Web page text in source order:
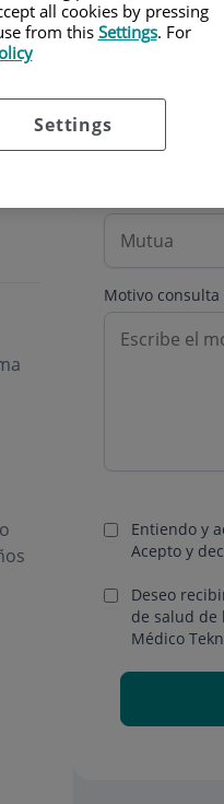
Email
Motivo consulta
Entiendo y
Acepto y
Deseo
de salud de
Médico
all cookies by pressing
from this Settings. For
Settings